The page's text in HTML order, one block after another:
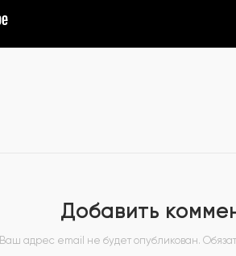
Добавить
Ваш адрес email не будет опубликован.